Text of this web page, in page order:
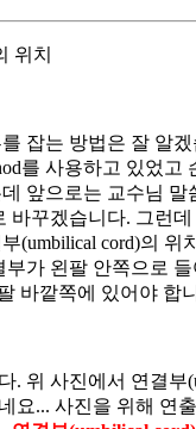
위치
잡는 방법은 잘 알
를 사용하고 있었고
앞으로는 교수님 말
바꾸겠습니다. 그런데
(umbilical cord)의 위
가 왼팔 안쪽으로 들
바깥쪽에 있어야 합
. 위 사진에서 연결부
요... 사진을 위해 연